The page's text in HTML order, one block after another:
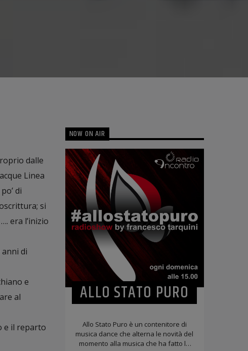
dalle
Linea
di
si
era l’inizio
di
e
al
e il reparto
NOW ON AIR
ALLO STATO PURO
Allo Stato Puro è un contenitore di
musica dance che alterna le novità del
momento alla musica che ha fatto la